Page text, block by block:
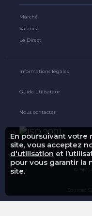
En poursuivant votre
site, vous acceptez
d'utilisation et
pour vous garantir la
site.
Marché
Valeurs
Le Direct
Informations légales
Guide utilisateur
Nous contacter